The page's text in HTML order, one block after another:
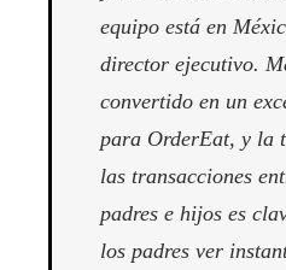
equipo está en
director ejecutivo.
convertido en un
para OrderEat, y la
las transacciones
padres e hijos es
los padres ver